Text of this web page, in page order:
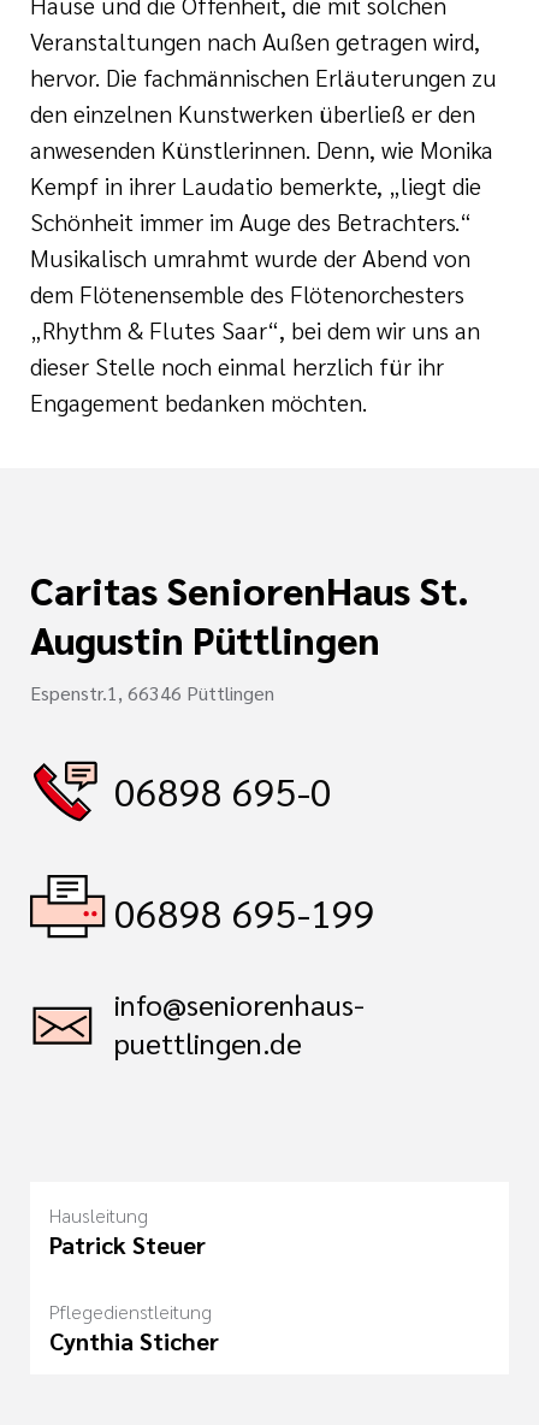
Veranstaltungen nach Außen getragen wird,
hervor. Die fachmännischen Erläuterungen zu
den einzelnen Kunstwerken überließ er den
anwesenden Künstlerinnen. Denn, wie Monika
Kempf in ihrer Laudatio bemerkte, „liegt die
Schönheit immer im Auge des Betrachters.“
Musikalisch umrahmt wurde der Abend von
dem Flötenensemble des Flötenorchesters
„Rhythm & Flutes Saar“, bei dem wir uns an
dieser Stelle noch einmal herzlich für ihr
Engagement bedanken möchten.
Caritas SeniorenHaus St.
Augustin Püttlingen
Espenstr.1, 66346 Püttlingen
06898 695-0
06898 695-199
info@seniorenhaus-
puettlingen.de
Hausleitung
Patrick Steuer
Pflegedienstleitung
Cynthia Sticher